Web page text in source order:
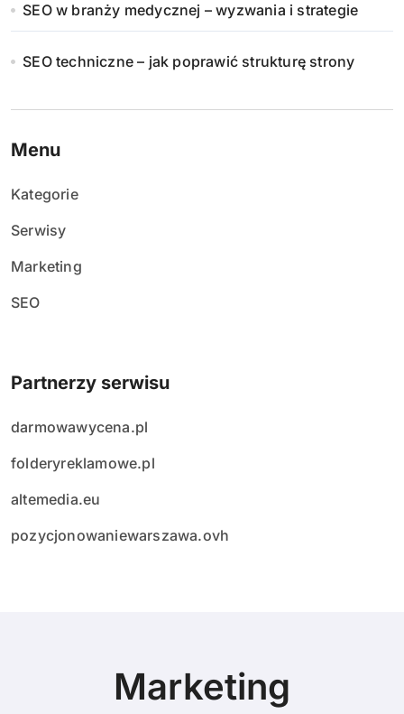
SEO w branży medycznej – wyzwania i strategie
SEO techniczne – jak poprawić strukturę strony
Menu
Kategorie
Serwisy
Marketing
SEO
Partnerzy serwisu
darmowawycena.pl
folderyreklamowe.pl
altemedia.eu
pozycjonowaniewarszawa.ovh
Marketing